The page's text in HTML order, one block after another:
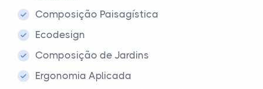
Composição Paisagística
Ecodesign
Composição de Jardins
Ergonomia Aplicada